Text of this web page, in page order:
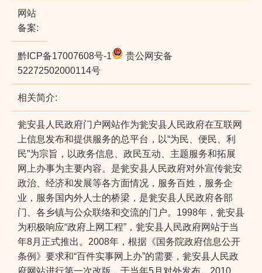
网站
备案:
黔ICP备17007608号-1
贵公网安备
52272502000114号
相关简介:
瓮安县人民政府门户网站作为瓮安县人民政府在互联网
上信息发布和提供服务的总平台，以“为民、便民、利
民”为宗旨，以政务信息、政民互动、主题服务和拓展
网上办事为主要内容。是瓮安县人民政府对外宣传瓮安
政治、经济和发展等各方面情况，服务百姓，服务企
业，服务国内外人士的桥梁，是瓮安县人民政府各部
门、各乡镇与公众联络和交流的门户。1998年，瓮安县
为积极响应“政府上网工程”，瓮安县人民政府网站于当
年8月正式推出。2008年，根据《国务院政府信息公开
条例》要求和“百件实事网上办”的需要，瓮安县人民政